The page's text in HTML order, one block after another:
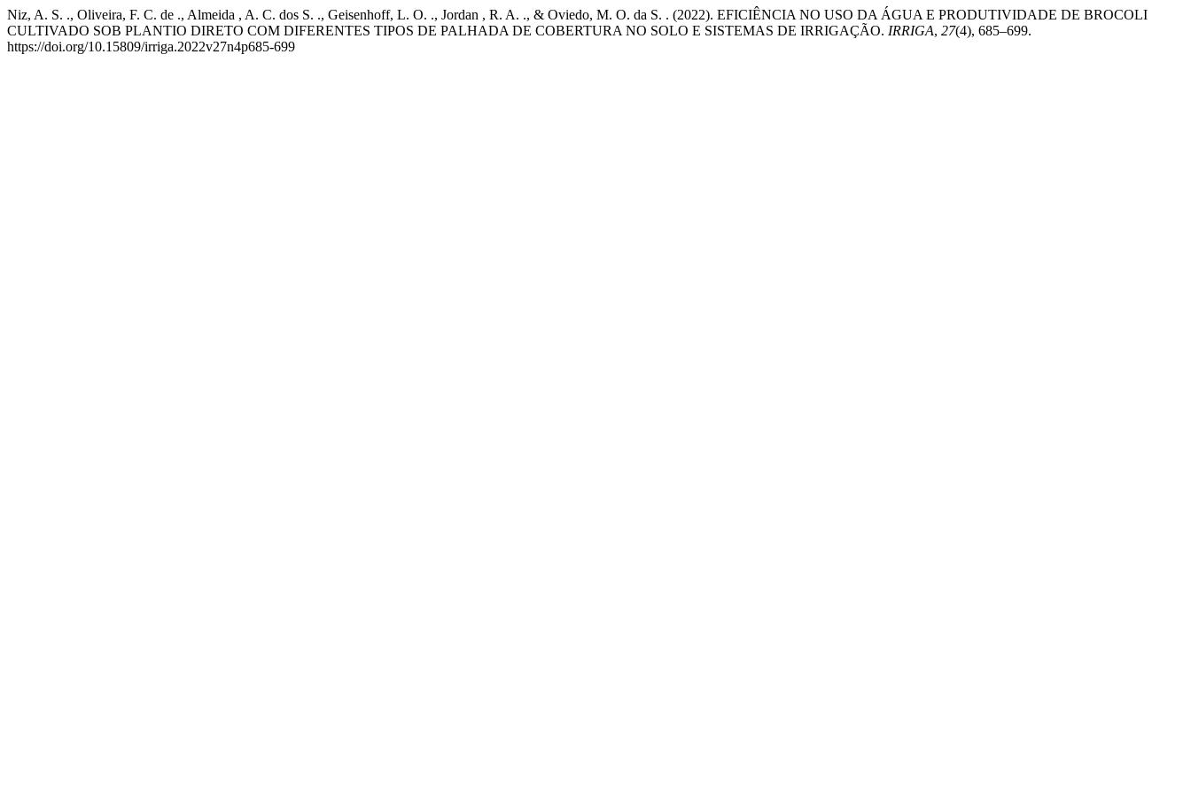
Niz, A. S. ., Oliveira, F. C. de ., Almeida , A. C. dos S. ., Geisenhoff, L. O. ., Jordan , R. A. ., & Oviedo, M. O. da S. . (2022). EFICIÊNCIA NO USO DA ÁGUA E PRODUTIVIDADE DE BROCOLI
CULTIVADO SOB PLANTIO DIRETO COM DIFERENTES TIPOS DE PALHADA DE COBERTURA NO SOLO E SISTEMAS DE IRRIGAÇÃO. IRRIGA, 27(4), 685–699.
https://doi.org/10.15809/irriga.2022v27n4p685-699